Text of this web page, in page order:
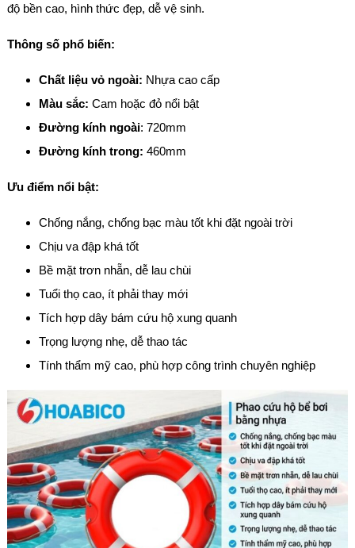
độ bền cao, hình thức đẹp, dễ vệ sinh.
Thông số phổ biến:
Chất liệu vỏ ngoài: Nhựa cao cấp
Màu sắc: Cam hoặc đỏ nổi bật
Đường kính ngoài: 720mm
Đường kính trong: 460mm
Ưu điểm nổi bật:
Chống nắng, chống bạc màu tốt khi đặt ngoài trời
Chịu va đập khá tốt
Bề mặt trơn nhẵn, dễ lau chùi
Tuổi thọ cao, ít phải thay mới
Tích hợp dây bám cứu hộ xung quanh
Trọng lượng nhẹ, dễ thao tác
Tính thẩm mỹ cao, phù hợp công trình chuyên nghiệp